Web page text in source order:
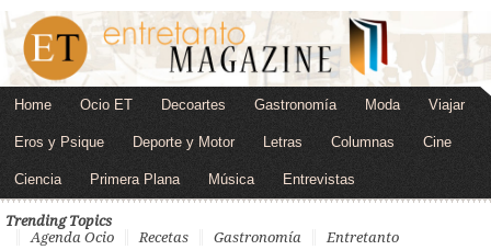
Home Ocio ET Decoartes Gastronomía Moda Viajar
Eros y Psique Deporte y Motor Letras Columnas Cine
Ciencia Primera Plana Música Entrevistas
Trending Topics
Agenda Ocio
Recetas Gastronomía Entretanto